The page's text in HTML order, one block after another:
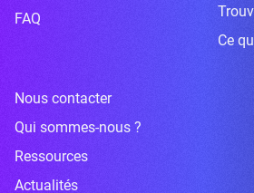
FAQ
Ce
Nous contacter
Qui sommes-nous ?
Ressources
Actualités